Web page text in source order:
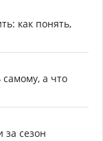
как понять,
а что
за сезон